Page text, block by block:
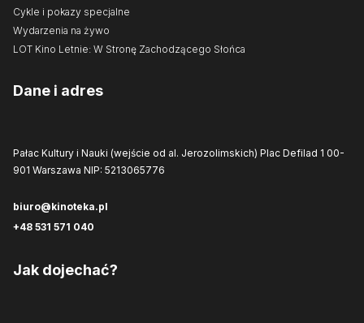
Cykle i pokazy specjalne
Wydarzenia na żywo
LOT Kino Letnie: W Stronę Zachodzącego Słońca
Dane i adres
Pałac Kultury i Nauki (wejście od al. Jerozolimskich) Plac Defilad 1 00-
901 Warszawa NIP: 5213065776
biuro@kinoteka.pl
+48 531 571 040
Jak dojechać?